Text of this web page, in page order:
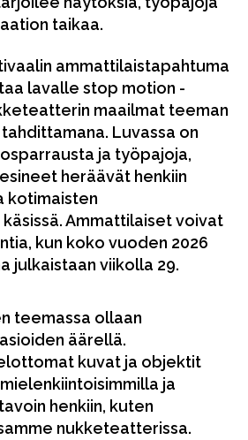
taikaa.
ammattilaistapahtuma
lavalle stop motion -
maailmat teeman
tahdittamana. Luvassa on
ja työpajoja,
heräävät henkiin
kotimaisten
Ammattilaiset voivat
kun koko vuoden 2026
julkaistaan viikolla 29.
teemassa ollaan
äärellä.
kuvat ja objektit
ja
henkiin, kuten
nukketeatterissa.